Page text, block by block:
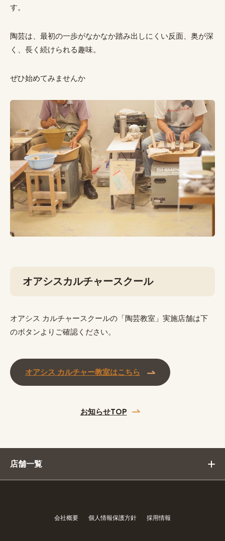
す。
陶芸は、最初の一歩がなかなか踏み出しにくい反面、奥が深
く、長く続けられる趣味。
ぜひ始めてみませんか
オアシスカルチャースクール
オアシス カルチャースクールの「陶芸教室」実施店舗は下
のボタンよりご確認ください。
オアシス カルチャー教室はこちら
お知らせTOP
店舗一覧
会社概要 個人情報保護方針 採用情報